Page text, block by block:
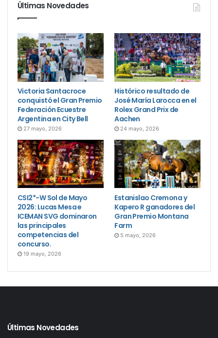
Últimas Novedades
Victoria Santacroce
conquistó el Gran Premio
Federación Ecuestre
Argentina en City Bell
27 mayo, 2026
Histórico resultado de
José María Larocca en el
Rolex Grand Prix de
Aachen
24 mayo, 2026
CSI2*-W Sol de Mayo
2026: Lucas Mesa e
ICEMAN SVG dominaron
las principales
competencias del
concurso.
19 mayo, 2026
Estanislao Cremona y
Kapero R ganadores del
Gran Premio Montana
Farm
5 mayo, 2026
Últimas Novedades